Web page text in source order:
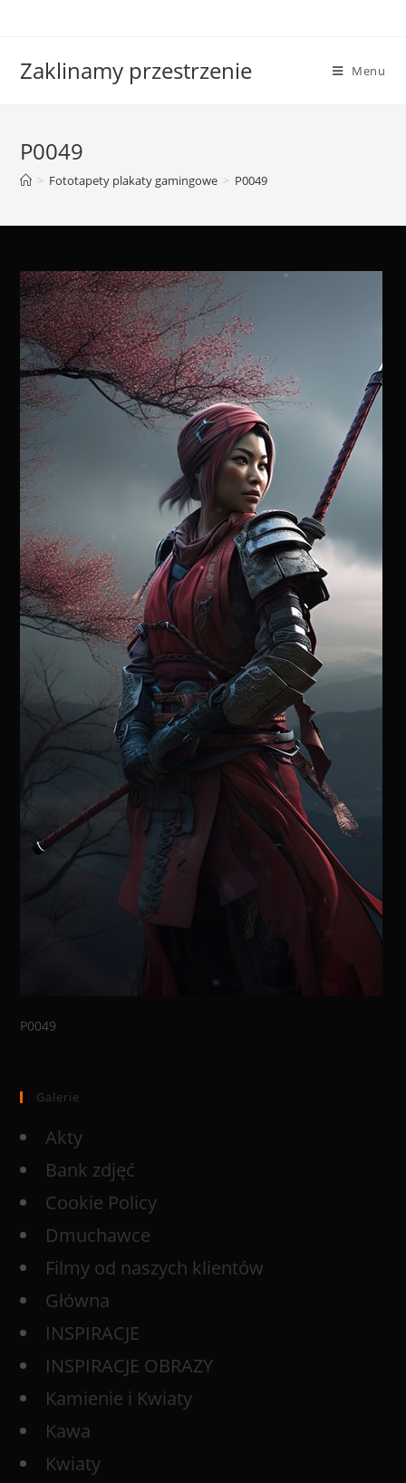
Zaklinamy przestrzenie Menu
P0049
> Fototapety plakaty gamingowe > P0049
P0049
Galerie
Akty
Bank zdjęć
Cookie Policy
Dmuchawce
Filmy od naszych klientów
Główna
INSPIRACJE
INSPIRACJE OBRAZY
Kamienie i Kwiaty
Kawa
Kwiaty